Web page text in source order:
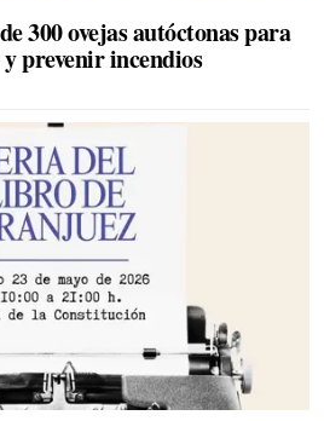
300 ovejas autóctonas para
prevenir incendios